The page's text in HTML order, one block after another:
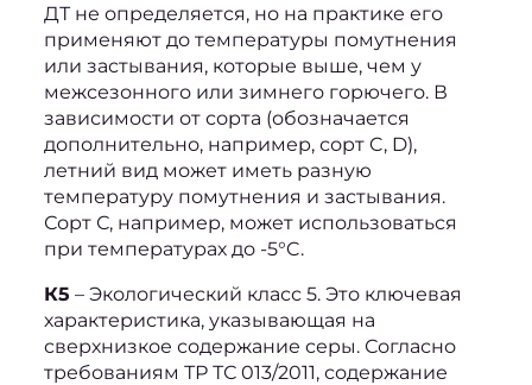
ДТ не определяется, но на практике его
применяют до температуры помутнения
или застывания, которые выше, чем у
межсезонного или зимнего горючего. В
зависимости от сорта (обозначается
дополнительно, например, сорт C, D),
летний вид может иметь разную
температуру помутнения и застывания.
Сорт С, например, может использоваться
при температурах до -5°C.
К5 – Экологический класс 5. Это ключевая
характеристика, указывающая на
сверхнизкое содержание серы. Согласно
требованиям ТР ТС 013/2011, содержание